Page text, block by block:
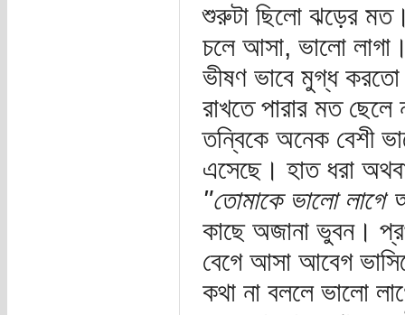
শুরুটা ছিলো ঝড়ের
চলে আসা, ভালো
ভীষণ ভাবে মুগ্ধ করতো
রাখতে পারার মত
তন্বিকে অনেক বেশী
এসেছে। হাত ধরা
"তোমাকে ভালো লাগে
কাছে অজানা ভুবন।
বেগে আসা আবেগ
কথা না বললে ভালো